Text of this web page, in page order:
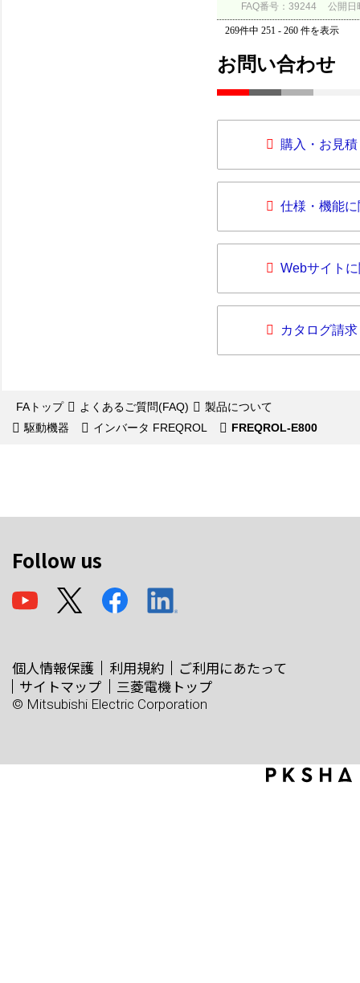
FAQ番号：39244 公開日
269件中 251 - 260 件を表示
お問い合わせ
購入・お見
仕様・機能
Webサイト
カタログ請求
FAトップ よくあるご質問(FAQ)
製品について
駆動機器
インバータ FREQROL FREQROL-E800
Follow us
個人情報保護 利用規約
ご利用にあたって
サイトマップ
三菱電機トップ
© Mitsubishi Electric Corporation